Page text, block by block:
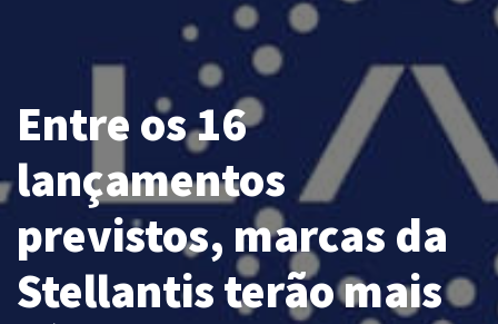
Entre os 16
lançamentos
previstos, marcas da
Stellantis terão mais